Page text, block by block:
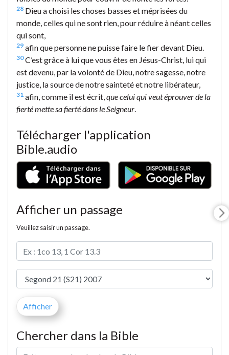
28 Dieu a choisi les choses basses et méprisées du
monde, celles qui ne sont rien, pour réduire à néant celles
qui sont,
29 afin que personne ne puisse faire le fier devant Dieu.
30C’est grâce à lui que vous êtes en Jésus-Christ, lui qui
est devenu, par la volonté de Dieu, notre sagesse, notre
justice, la source de notre sainteté et notre libérateur,
31 afin, comme il est écrit, que celui qui veut éprouver de la
fierté mette sa fierté dans le Seigneur
Télécharger l'application
Bible.audio
Afficher un passage
Veuillez saisir un passage.
Chercher dans la Bible